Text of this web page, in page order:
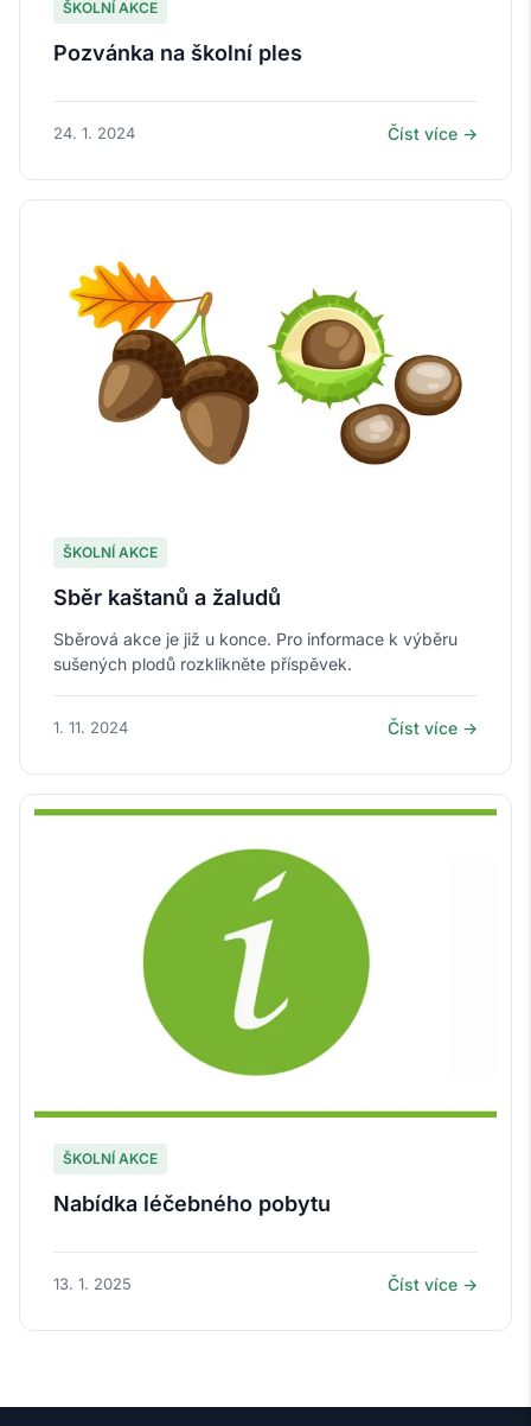
ŠKOLNÍ AKCE
Pozvánka na školní ples
24. 1. 2024 Číst více →
ŠKOLNÍ AKCE
Sběr kaštanů a žaludů
Sběrová akce je již u konce. Pro informace k výběru
sušených plodů rozklikněte příspěvek.
1. 11. 2024 Číst více →
ŠKOLNÍ AKCE
Nabídka léčebného pobytu
13. 1. 2025 Číst více →